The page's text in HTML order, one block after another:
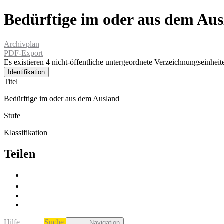
Bedürftige im oder aus dem
Archivplan
PDF-Export
Es existieren 4 nicht-öffentliche untergeordnete
Identifikation
Titel
Bedürftige im oder aus dem Ausland
Stufe
Klassifikation
Teilen
Hilfe Suche